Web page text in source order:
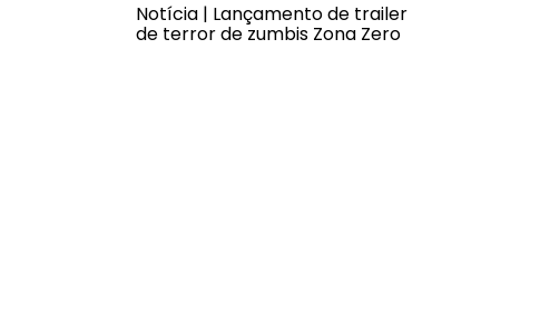
Notícia | Lançamento de trailer
de terror de zumbis Zona Zero